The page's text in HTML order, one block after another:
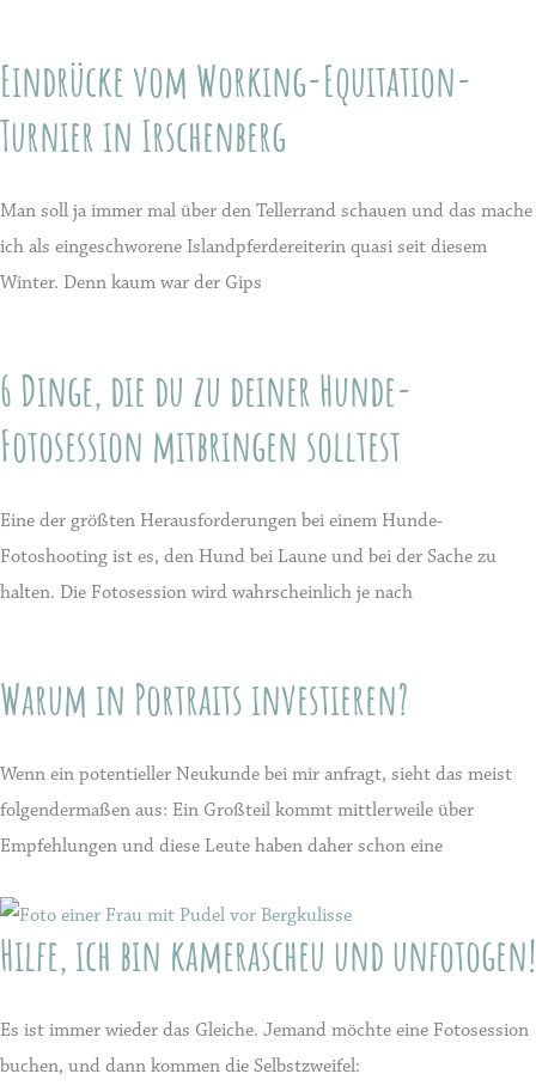
Eindrücke vom Working-Equitation-
Turnier in Irschenberg
Man soll ja immer mal über den Tellerrand schauen und das mache
ich als eingeschworene Islandpferdereiterin quasi seit diesem
Winter. Denn kaum war der Gips
6 Dinge, die du zu deiner Hunde-
Fotosession mitbringen solltest
Eine der größten Herausforderungen bei einem Hunde-
Fotoshooting ist es, den Hund bei Laune und bei der Sache zu
halten. Die Fotosession wird wahrscheinlich je nach
Warum in Portraits investieren?
Wenn ein potentieller Neukunde bei mir anfragt, sieht das meist
folgendermaßen aus: Ein Großteil kommt mittlerweile über
Empfehlungen und diese Leute haben daher schon eine
Hilfe, ich bin kamerascheu und unfotogen!
Es ist immer wieder das Gleiche. Jemand möchte eine Fotosession
buchen, und dann kommen die Selbstzweifel: